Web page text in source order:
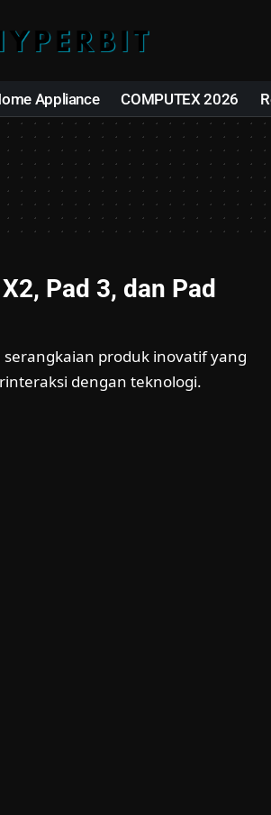
Appliance COMPUTEX 2026
Pad 3, dan Pad
produk inovatif yang
dengan teknologi.